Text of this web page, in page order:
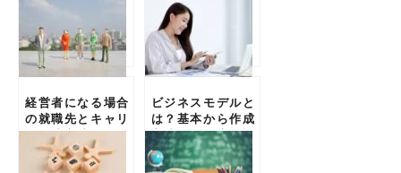
経営者になる場合
の就職先とキャリ
ア形成方法
ビジネスモデルと
は？基本から作成
方法まで徹底解説